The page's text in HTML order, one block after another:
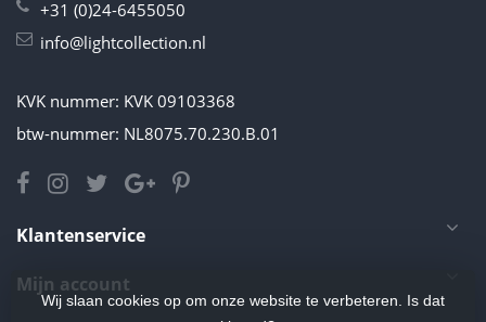
+31 (0)24-6455050
info@lightcollection.nl
KVK nummer: KVK 09103368
btw-nummer: NL8075.70.230.B.01
Klantenservice
Mijn account
Wij slaan cookies op om onze website te verbeteren. Is dat